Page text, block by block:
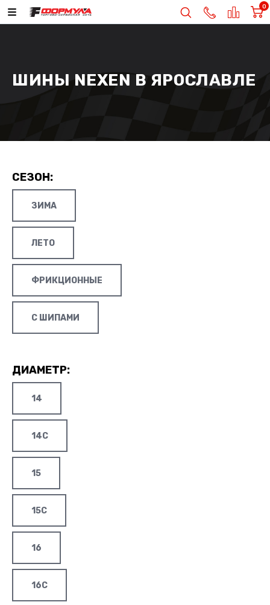
0
ШИНЫ NEXEN В ЯРОСЛАВЛЕ
СЕЗОН:
ЗИМА
ЛЕТО
ФРИКЦИОННЫЕ
С ШИПАМИ
ДИАМЕТР:
14
14C
15
15C
16
16C